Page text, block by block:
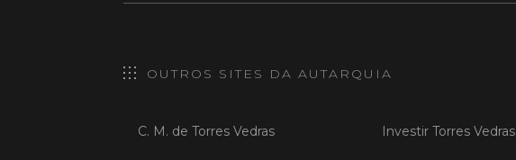
OUTROS SITES DA AUTARQUIA
C. M. de Torres Vedras Investir Torres Vedras